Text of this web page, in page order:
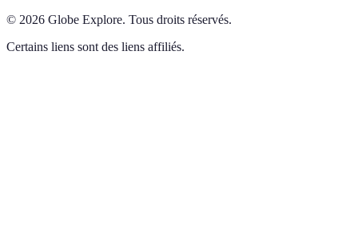
© 2026 Globe Explore. Tous droits réservés.
Certains liens sont des liens affiliés.